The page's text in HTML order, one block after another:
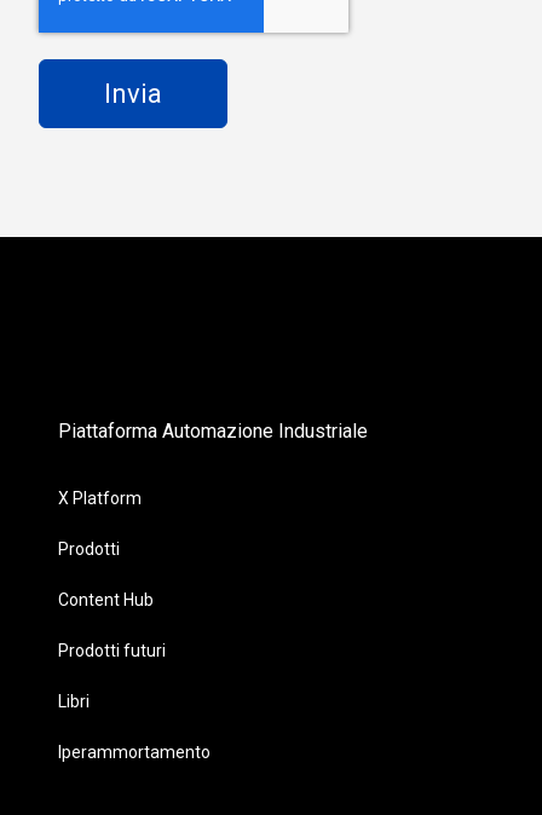
Piattaforma Automazione Industriale
X Platform
Prodotti
Content Hub
Prodotti futuri
Libri
Iperammortamento